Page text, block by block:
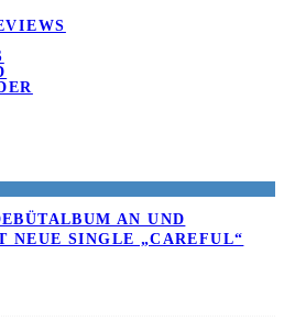
AN UND
NEUE SINGLE „CAREFUL“